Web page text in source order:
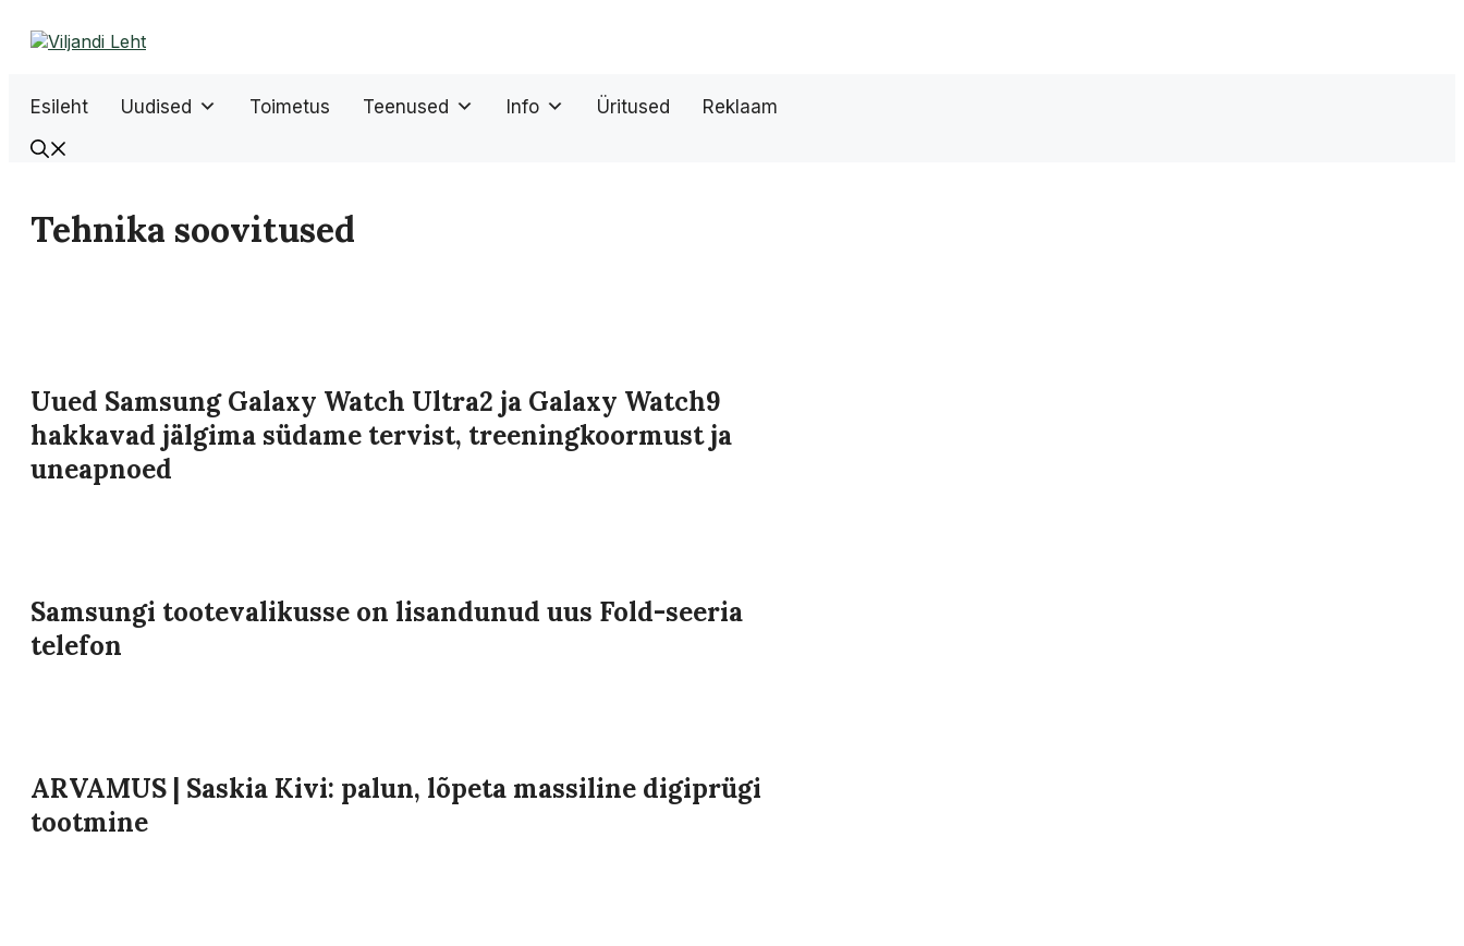
sisu
Esileht Uudised Toimetus Teenused Info Üritused Reklaam
Tehnika soovitused
Uued Samsung Galaxy Watch Ultra2 ja Galaxy Watch9
hakkavad jälgima südame tervist, treeningkoormust ja
uneapnoed
Samsungi tootevalikusse on lisandunud uus Fold-seeria
telefon
ARVAMUS | Saskia Kivi: palun, lõpeta massiline digiprügi
tootmine